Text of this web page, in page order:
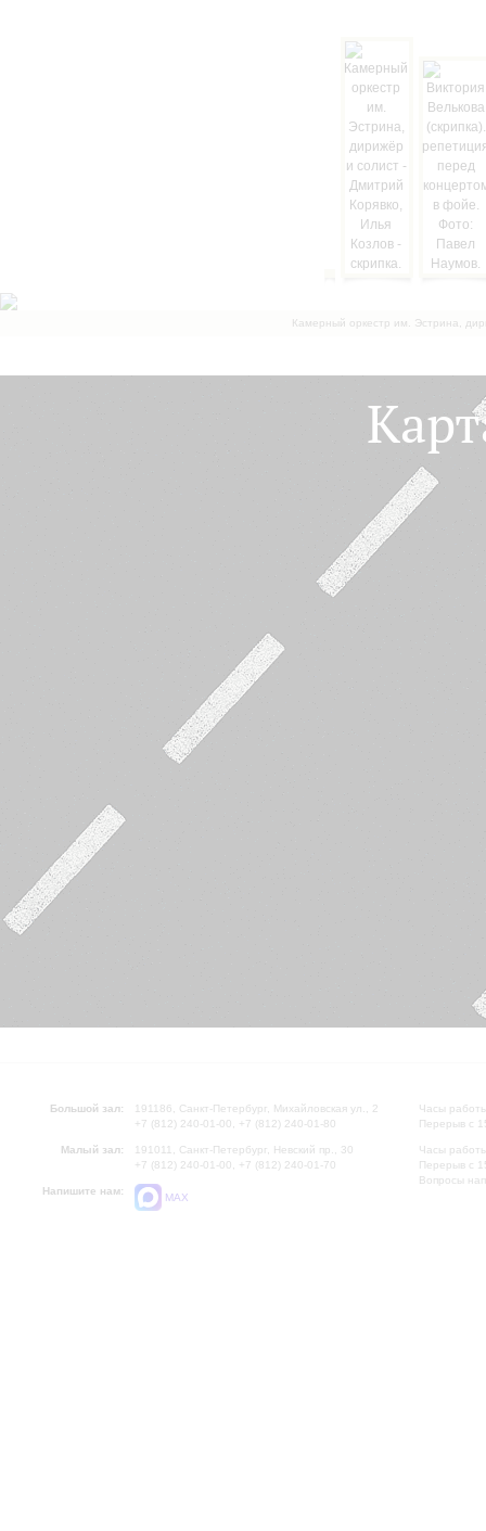
Камерный оркестр им. Эстрина,
Большой зал:
191186, Санкт-Петербург, Михайловская ул., 2
+7 (812) 240-01-00, +7 (812) 240-01-80
Малый зал:
191011, Санкт-Петербург, Невский пр., 30
+7 (812) 240-01-00, +7 (812) 240-01-70
Напишите нам:
MAX
Часы
Перерыв с
Часы
Перерыв с
Вопросы